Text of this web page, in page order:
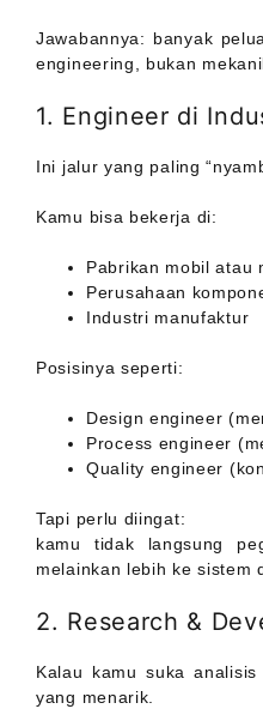
Jawabannya: banyak
engineering, bukan
1. Engineer di
Ini jalur yang paling
Kamu bisa bekerja di:
Pabrikan mobil atau
Perusahaan
Industri manufaktur
Posisinya seperti:
Design engineer
Process engineer
Quality engineer
Tapi perlu diingat:
kamu tidak langsung
melainkan lebih ke sistem
2. Research &
Kalau kamu suka
yang menarik.